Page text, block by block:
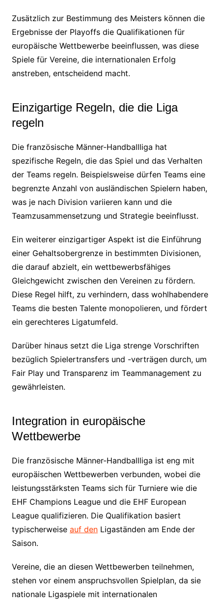
Zusätzlich zur Bestimmung des Meisters können die
Ergebnisse der Playoffs die Qualifikationen für
europäische Wettbewerbe beeinflussen, was diese
Spiele für Vereine, die internationalen Erfolg
anstreben, entscheidend macht.
Einzigartige Regeln, die die Liga
regeln
Die französische Männer-Handballliga hat
spezifische Regeln, die das Spiel und das Verhalten
der Teams regeln. Beispielsweise dürfen Teams eine
begrenzte Anzahl von ausländischen Spielern haben,
was je nach Division variieren kann und die
Teamzusammensetzung und Strategie beeinflusst.
Ein weiterer einzigartiger Aspekt ist die Einführung
einer Gehaltsobergrenze in bestimmten Divisionen,
die darauf abzielt, ein wettbewerbsfähiges
Gleichgewicht zwischen den Vereinen zu fördern.
Diese Regel hilft, zu verhindern, dass wohlhabendere
Teams die besten Talente monopolieren, und fördert
ein gerechteres Ligatumfeld.
Darüber hinaus setzt die Liga strenge Vorschriften
bezüglich Spielertransfers und -verträgen durch, um
Fair Play und Transparenz im Teammanagement zu
gewährleisten.
Integration in europäische
Wettbewerbe
Die französische Männer-Handballliga ist eng mit
europäischen Wettbewerben verbunden, wobei die
leistungsstärksten Teams sich für Turniere wie die
EHF Champions League und die EHF European
League qualifizieren. Die Qualifikation basiert
typischerweise auf denLigaständen am Ende der
Saison.
Vereine, die an diesen Wettbewerben teilnehmen,
stehen vor einem anspruchsvollen Spielplan, da sie
nationale Ligaspiele mit internationalen